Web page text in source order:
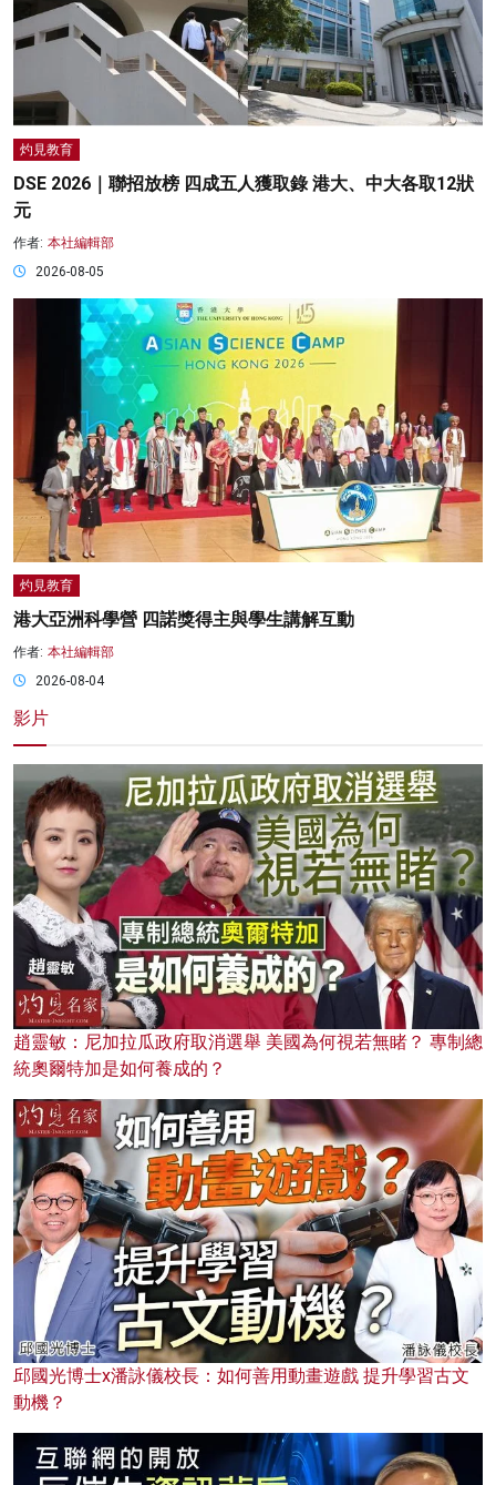
灼見教育
DSE 2026｜聯招放榜 四成五人獲取錄 港大、中大各取12狀
元
作者: 本社編輯部
2026-08-05
灼見教育
港大亞洲科學營 四諾獎得主與學生講解互動
作者: 本社編輯部
2026-08-04
影片
趙靈敏：尼加拉瓜政府取消選舉 美國為何視若無睹？ 專制總
統奧爾特加是如何養成的？
邱國光博士x潘詠儀校長：如何善用動畫遊戲 提升學習古文
動機？